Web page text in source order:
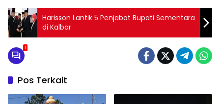
Harisson Lantik 5 Penjabat Bupati Sementara
di Kalbar
1
Pos Terkait